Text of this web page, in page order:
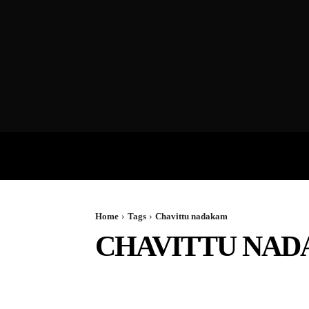
Home Tags Chavittu nadakam
CHAVITTU